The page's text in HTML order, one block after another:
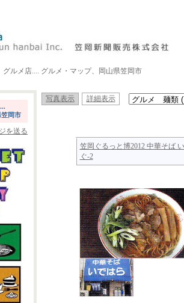
グルメ店.... グルメ・マップ、岡山県笠岡市
笠岡市
を送る
写真表示 詳細表示
笠岡ぐるっと博2012 中華そば
ぐ-2